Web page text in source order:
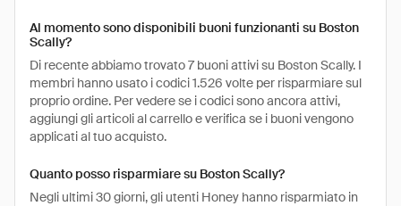
Al momento sono disponibili buoni funzionanti su Boston
Scally?
Di recente abbiamo trovato 7 buoni attivi su Boston Scally. I
membri hanno usato i codici 1.526 volte per risparmiare sul
proprio ordine. Per vedere se i codici sono ancora attivi,
aggiungi gli articoli al carrello e verifica se i buoni vengono
applicati al tuo acquisto.
Quanto posso risparmiare su Boston Scally?
Negli ultimi 30 giorni, gli utenti Honey hanno risparmiato in